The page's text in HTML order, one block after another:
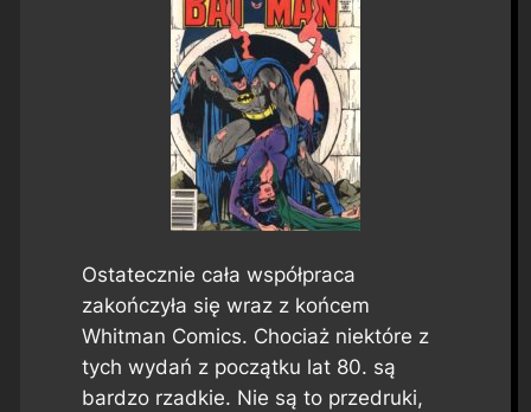
Ostatecznie cała współpraca
zakończyła się wraz z końcem
Whitman Comics. Chociaż niektóre z
tych wydań z początku lat 80. są
bardzo rzadkie. Nie są to przedruki,